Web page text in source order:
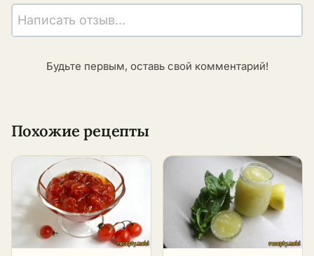
Написать отзыв...
Будьте первым, оставь свой комментарий!
Похожие рецепты